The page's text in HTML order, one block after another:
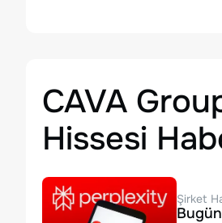
CAVA
Hissesi
Şirket